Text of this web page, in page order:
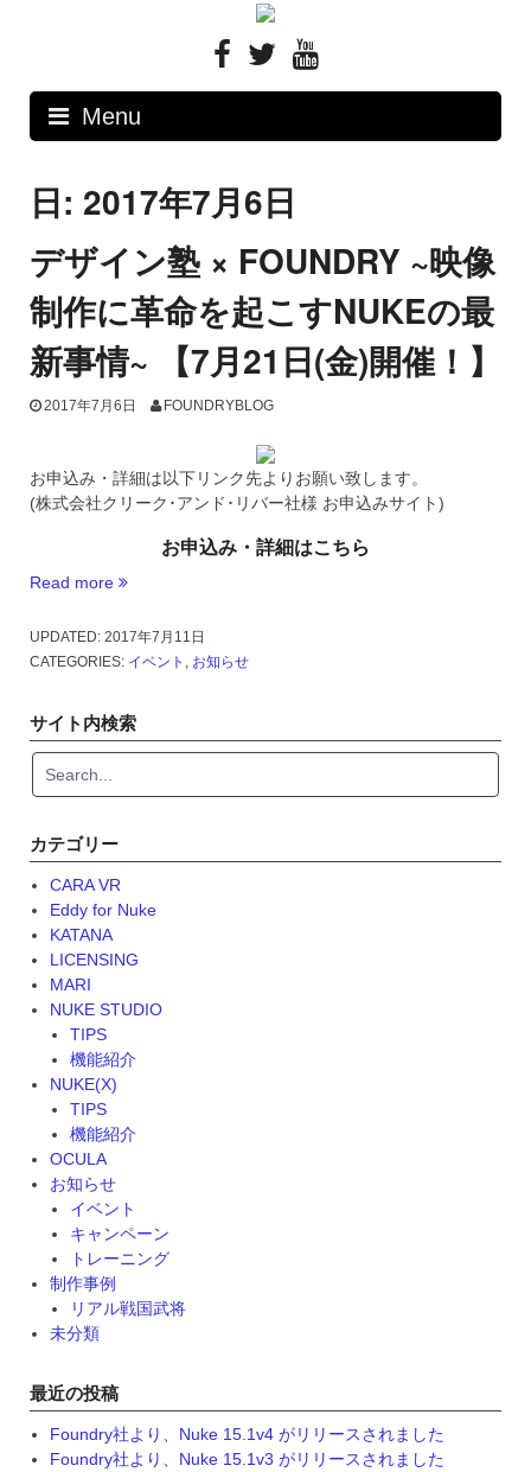
Menu
日: 2017年7月6日
デザイン塾 × FOUNDRY ~映像
制作に革命を起こすNUKEの最
新事情~ 【7月21日(金)開催！】
2017年7月6日 FOUNDRYBLOG
お申込み・詳細は以下リンク先よりお願い致します。
(株式会社クリーク･アンド･リバー社様 お申込みサイト)
お申込み・詳細はこちら
Read more “デ
イ
ン
FOUNDRY
~
作
に
革
を
こ
NUKE
新
~
【7
月
日
UPDATED: 2017年7月11日
CATEGORIES: イベント , お知らせ
サイト内検索
カテゴリー
CARA VR
Eddy for Nuke
KATANA
LICENSING
MARI
NUKE STUDIO
TIPS
機能紹介
NUKE(X)
TIPS
機能紹介
OCULA
お知らせ
イベント
キャンペーン
トレーニング
制作事例
リアル戦国武将
未分類
最近の投稿
Foundry社より、Nuke 15.1v4 がリリースされました
Foundry社より、Nuke 15.1v3 がリリースされました